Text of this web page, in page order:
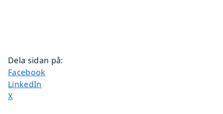
Dela sidan på:
Dela sidan på
Facebook
Dela sidan på
LinkedIn
Dela sidan på
X